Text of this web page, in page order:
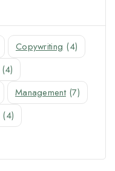
Copywriting (4)
(4)
Management (7)
(4)